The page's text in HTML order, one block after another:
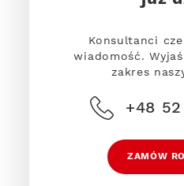
Konsultanci
wiadomość.
zakres
+48
ZAMÓW